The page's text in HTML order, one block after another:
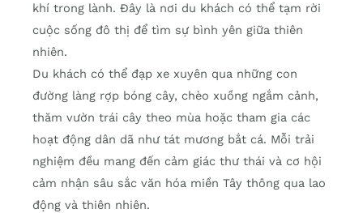
khí trong lành. Đây là nơi du khách có thể tạm rời
cuộc sống đô thị để tìm sự bình yên giữa thiên
nhiên.
Du khách có thể đạp xe xuyên qua những con
đường làng rợp bóng cây, chèo xuồng ngắm cảnh,
thăm vườn trái cây theo mùa hoặc tham gia các
hoạt động dân dã như tát mương bắt cá. Mỗi trải
nghiệm đều mang đến cảm giác thư thái và cơ hội
cảm nhận sâu sắc văn hóa miền Tây thông qua lao
động và thiên nhiên.